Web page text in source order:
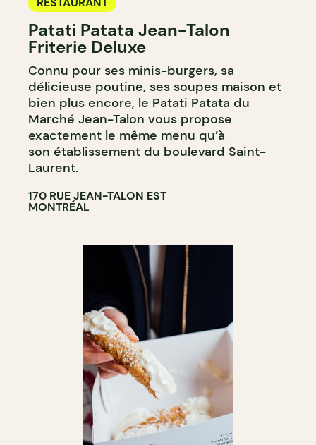
Patati Patata Jean-Talon
Friterie Deluxe
Connu pour ses minis-burgers, sa
délicieuse poutine, ses soupes maison et
bien plus encore, le Patati Patata du
Marché Jean-Talon vous propose
exactement le même menu qu’à
son établissement du boulevard Saint-
Laurent.
170 RUE JEAN-TALON EST
MONTRÉAL